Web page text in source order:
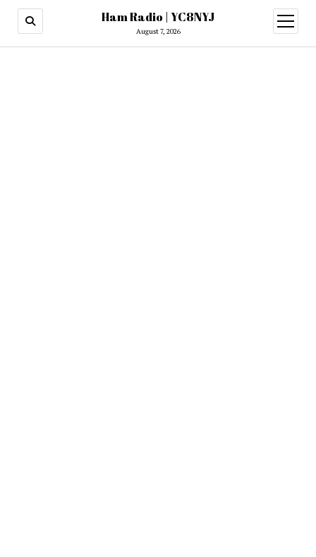
Ham Radio | YC8NYJ
August 7, 2026
open
menu